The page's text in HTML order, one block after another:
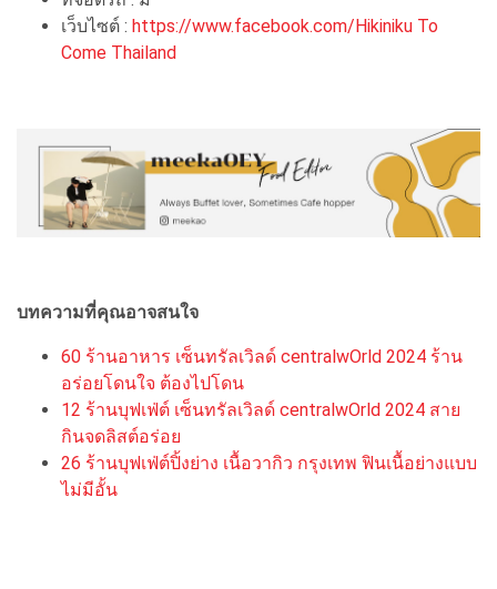
เว็บไซต์ : https://www.facebook.com/Hikiniku To
Come Thailand
บทความที่คุณอาจสนใจ
60 ร้านอาหาร เซ็นทรัลเวิลด์ centralwOrld 2024 ร้าน
อร่อยโดนใจ ต้องไปโดน
12 ร้านบุฟเฟ่ต์ เซ็นทรัลเวิลด์ centralwOrld 2024 สาย
กินจดลิสต์อร่อย
26 ร้านบุฟเฟ่ต์ปิ้งย่าง เนื้อวากิว กรุงเทพ ฟินเนื้อย่างแบบ
ไม่มีอั้น